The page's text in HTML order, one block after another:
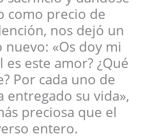
como precio de
nos dejó un
«Os doy mi
es este amor? ¿Qué
Por cada uno de
entregado su vida»,
preciosa que el
entero.